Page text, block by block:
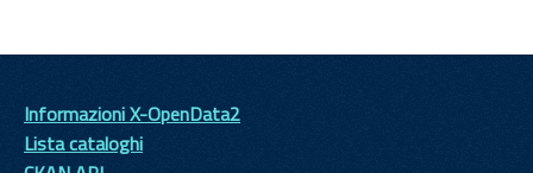
Informazioni X-OpenData2
Lista cataloghi